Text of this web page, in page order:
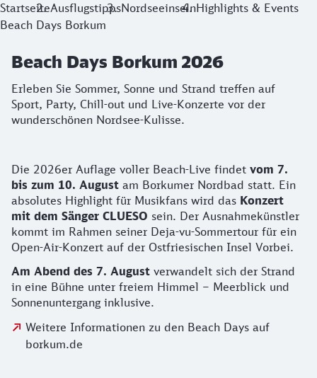
StartseiteAusflugstippsNordseeinselnHighlights & Events
Beach Days Borkum
Beach Days Borkum 2026
Erleben Sie Sommer, Sonne und Strand treffen auf
Sport, Party, Chill-out und Live-Konzerte vor der
wunderschönen Nordsee-Kulisse.
Details zu den Konzerten
Die 2026er Auflage voller Beach-Live findet vom 7.
bis zum 10. August am Borkumer Nordbad statt. Ein
absolutes Highlight für Musikfans wird das Konzert
mit dem Sänger CLUESO sein. Der Ausnahmekünstler
kommt im Rahmen seiner Deja-vu-Sommertour für ein
Open-Air-Konzert auf der Ostfriesischen Insel Vorbei.
Am Abend des 7. August verwandelt sich der Strand
in eine Bühne unter freiem Himmel – Meerblick und
Sonnenuntergang inklusive.
Weitere Informationen zu den Beach Days auf
borkum.de